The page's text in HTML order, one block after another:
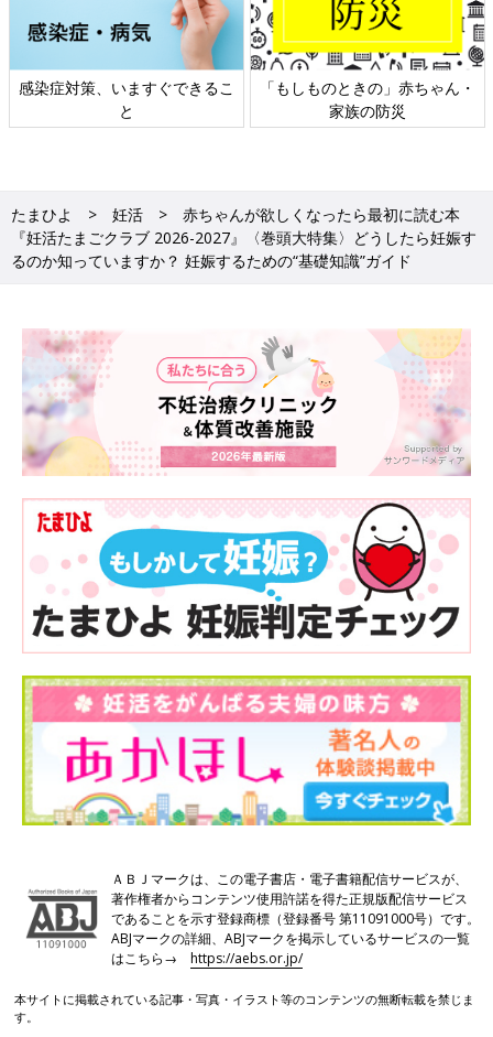
日本外来小児科学会リーフレッ
ト検討会
六星占術 細木かおりさんの人生
相談
たまひよ 妊活
赤ちゃんが欲しくなったら最初に読む本
『妊活たまごクラブ 2026-2027』〈巻頭大特集〉どうしたら妊娠す
るのか知っていますか？ 妊娠するための“基礎知識”ガイド
ＡＢＪマークは、この電子書店・電子書籍配信サービスが、
著作権者からコンテンツ使用許諾を得た正規版配信サービス
であることを示す登録商標（登録番号 第11091000号）です。
ABJマークの詳細、ABJマークを掲示しているサービスの一覧
はこちら→https://aebs.or.jp/
本サイトに掲載されている記事・写真・イラスト等のコンテンツの無断転載を禁じま
す。